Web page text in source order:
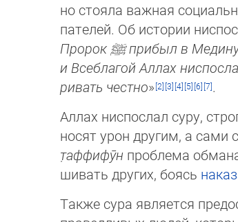
но стояла важ­ная
па­телей. Об ис­то­рии
Пророк ﷺприбыл в
и Все­бла­гой Аллах
ри­вать чест­но»
.
Аллах ниспослал суру,
но­сят урон другим, а сами
т̣аф­фи­фӯн проблема
ши­вать дру­гих, боясь
Также сура является